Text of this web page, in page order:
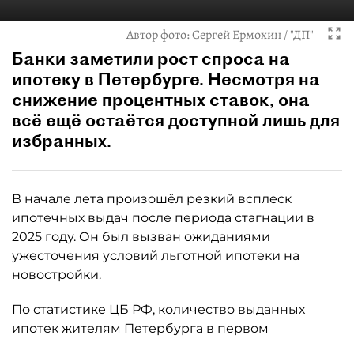
Автор фото:Сергей Ермохин / "ДП"
Банки заметили рост спроса на
ипотеку в Петербурге. Несмотря на
снижение процентных ставок, она
всё ещё остаётся доступной лишь для
избранных.
В начале лета произошёл резкий всплеск
ипотечных выдач после периода стагнации в
2025 году. Он был вызван ожиданиями
ужесточения условий льготной ипотеки на
новостройки.
По статистике ЦБ РФ, количество выданных
ипотек жителям Петербурга в первом